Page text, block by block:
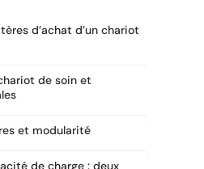
d’achat d’un chariot
de soin et
et modularité
de charge : deux